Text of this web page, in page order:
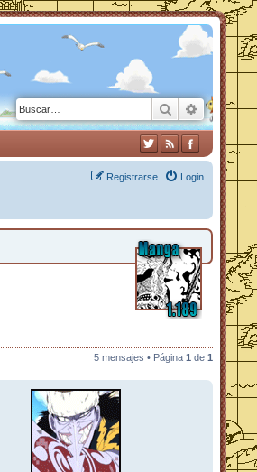
Buscar
Login
Registrarse
5 mensajes • Página 1 de 1